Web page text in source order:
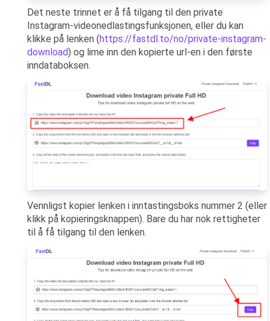
Det neste trinnet er å få tilgang til den private
Instagram-videonedlastingsfunksjonen, eller du kan
klikke på lenken (https://fastdl.to/no/private-instagram-
download) og lime inn den kopierte url-en i den første
inndataboksen.
Vennligst kopier lenken i inntastingsboks nummer 2 (eller
klikk på kopieringsknappen). Bare du har nok rettigheter
til å få tilgang til den lenken.